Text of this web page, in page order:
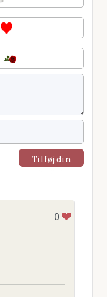
Tilføj din
0